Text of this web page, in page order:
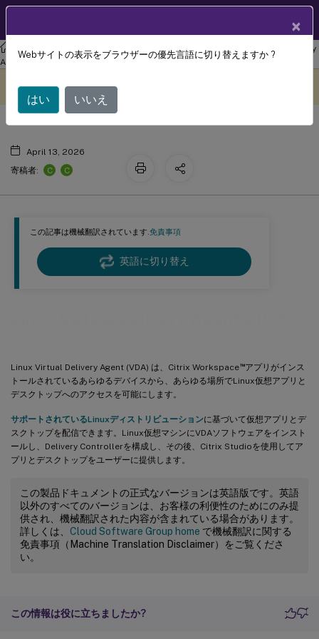
リナックス バーチャル デリバリー エージェント
Linux Virtual Delivery
Agent 2103
この記事は機械翻訳されています.免責事項
英語に切り替え
Linux Virtual Delivery Agent (VDA) は、Citrix Workspace™アプリがインス
トールされているあらゆるデバイスから、あらゆる場所でLinux仮想アプリと
デスクトップへのアクセスを可能にします。
サポートされているLinuxディストリビューションに基づいて仮想アプリとデ
スクトップを配信できます。Linux仮想マシンにVDAソフトウェアをインスト
ールし、Delivery Controllerを構成し、その後、Citrix Studioを使用してア
プリとデスクトップをユーザーに提供します。
この製品ドキュメントの正式なバージョンは英語版です。英語
以外のすべてのバージョンは、お客様の利便性のためにのみ提
供され、機械翻訳された内容が含まれている場合があります。
詳しくは、 Cloud Software Group home で機械翻訳に関する
免責事項（Machine Translation Disclaimer）をご覧くださ
い。
この情報は役に立ちましたか?
翻訳されています。
Linux Virtual Delivery Agent 2103
April 13, 2026
寄稿者:
C C
×
Webサイトの表示をブラウザーの優先言語に切り替えますか ?
はい いいえ